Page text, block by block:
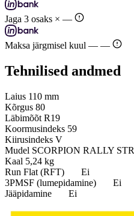
Jaga 3 osaks × —
Maksa järgmisel kuul — —
Tehnilised andmed
Laius 110 mm
Kõrgus 80
Läbimõõt R19
Koormusindeks 59
Kiirusindeks V
Mudel SCORPION RALLY STR
Kaal 5,24 kg
Run Flat (RFT)
Ei
3PMSF (lumepidamine)
Ei
Jääpidamine
Ei